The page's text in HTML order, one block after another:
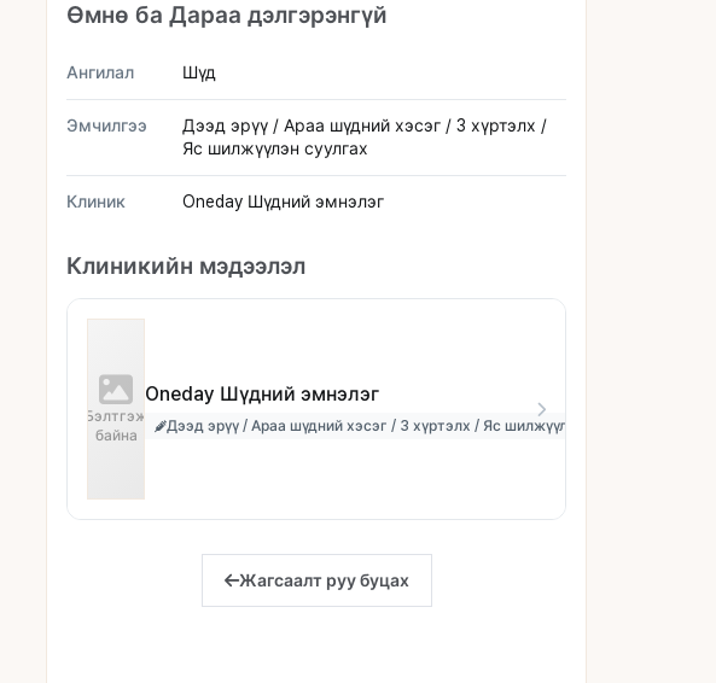
Өмнө ба Дараа дэлгэрэнгүй
Ангилал Шүд
Эмчилгээ
Дээд эрүү / Араа шүдний хэсэг / 3 хүртэлх /
Яс шилжүүлэн суулгах
Клиник Oneday Шүдний эмнэлэг
Клиникийн мэдээлэл
Бэлтгэж
байна
Oneday Шүдний эмнэлэг
Дээд эрүү / Араа шүдний хэсэг / 3 хүртэлх / Яс шилжүүлэн суулгах
Жагсаалт руу буцах